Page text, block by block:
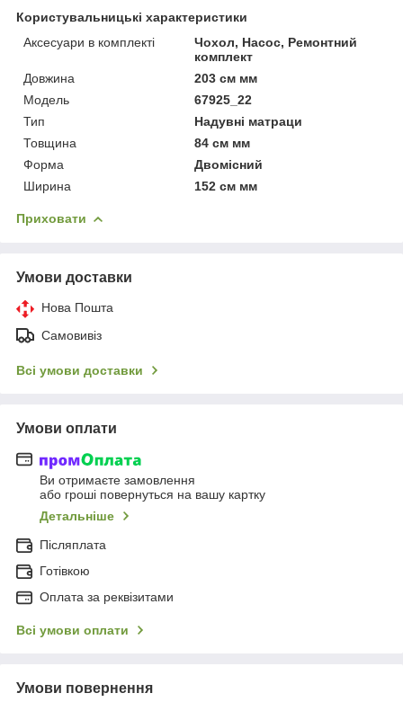
Користувальницькі характеристики
Аксесуари в комплекті
Чохол, Насос, Ремонтний
комплект
Довжина
203 см мм
Мoдель
67925_22
Тип
Надувні матраци
Товщина
84 см мм
Форма
Двомісний
Ширина
152 см мм
Приховати
Умови доставки
Нова Пошта
Самовивіз
Всі умови доставки
Умови оплати
Ви отримаєте замовлення
або гроші повернуться на вашу картку
Детальніше
Післяплата
Готівкою
Оплата за реквізитами
Всі умови оплати
Умови повернення